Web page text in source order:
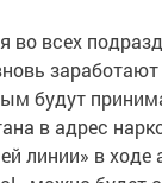
во всех
будут
в адрес
линии» в